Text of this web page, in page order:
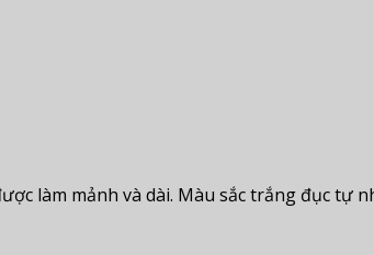
làm mảnh và dài. Màu sắc trắng đục tự